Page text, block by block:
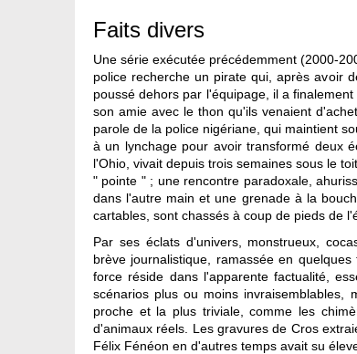
Faits divers
Une série exécutée précédemment (2000-
police recherche un pirate qui, après avoir
poussé dehors par l'équipage, il a
son amie avec le thon qu'ils venaient
parole de la police nigériane, qui maintient
à un lynchage pour avoir transformé deux
l'Ohio, vivait depuis trois semaines sous le
" pointe " ; une rencontre paradoxale,
dans l'autre main et une grenade à la
cartables, sont chassés à coup de pieds de
Par ses éclats d'univers, monstrueux,
brève journalistique, ramassée en
force réside dans l'apparente factualité,
scénarios plus ou moins
proche et la plus triviale, comme les
d'animaux réels. Les gravures de Cros
Félix Fénéon en d'autres temps avait su